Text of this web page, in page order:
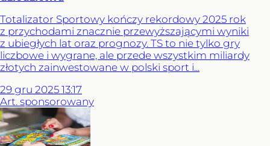
Totalizator Sportowy kończy rekordowy 2025 rok
z przychodami znacznie przewyższającymi wyniki
z ubiegłych lat oraz prognozy. TS to nie tylko gry
liczbowe i wygrane, ale przede wszystkim miliardy
złotych zainwestowane w polski sport i...
29 gru 2025 13:17
Art. sponsorowany